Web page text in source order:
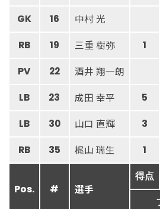
GK 16 中村 光
RB 19 三重 樹弥 1
PV 22 酒井 翔一朗
LB 23 成田 幸平 5
LB 30 山口 直輝 3
RB 35 梶山 瑞生 1
Pos. # 選手
得点